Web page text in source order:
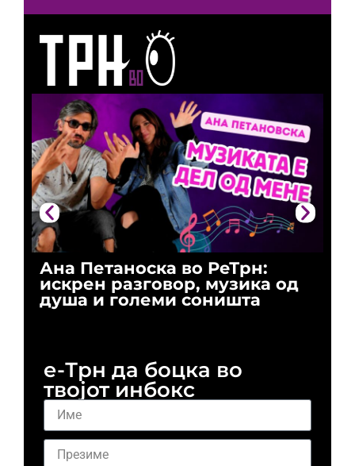
Ана Петаноска во РеТрн:
искрен разговор, музика од
душа и големи соништа
е-Трн да боцка во
твојот инбокс